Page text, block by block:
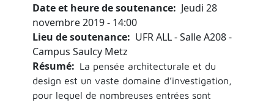
Date et heure de soutenance
Jeudi 28
novembre 2019 - 14:00
Lieu de soutenance
UFR ALL - Salle A208 -
Campus Saulcy Metz
Résumé
La pensée architecturale et du
design est un vaste domaine d’investigation,
pour lequel de nombreuses entrées sont